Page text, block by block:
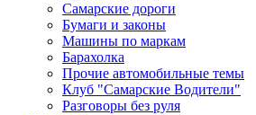
Самарские дороги
Бумаги и законы
Машины по маркам
Барахолка
Прочие автомобильные темы
Клуб "Самарские Водители"
Разговоры без руля